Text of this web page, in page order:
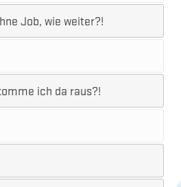
Job, wie weiter?!
ich da raus?!